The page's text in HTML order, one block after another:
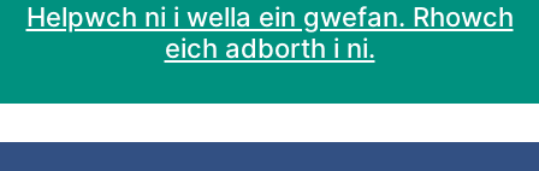
Helpwch ni i wella ein gwefan. Rhowch
eich adborth i ni.